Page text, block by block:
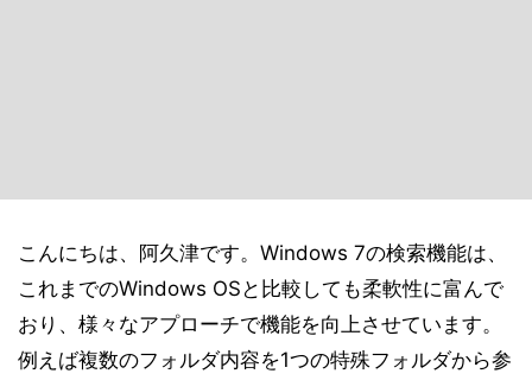
こんにちは、阿久津です。Windows 7の検索機能は、
これまでのWindows OSと比較しても柔軟性に富んで
おり、様々なアプローチで機能を向上させています。
例えば複数のフォルダ内容を1つの特殊フォルダから参